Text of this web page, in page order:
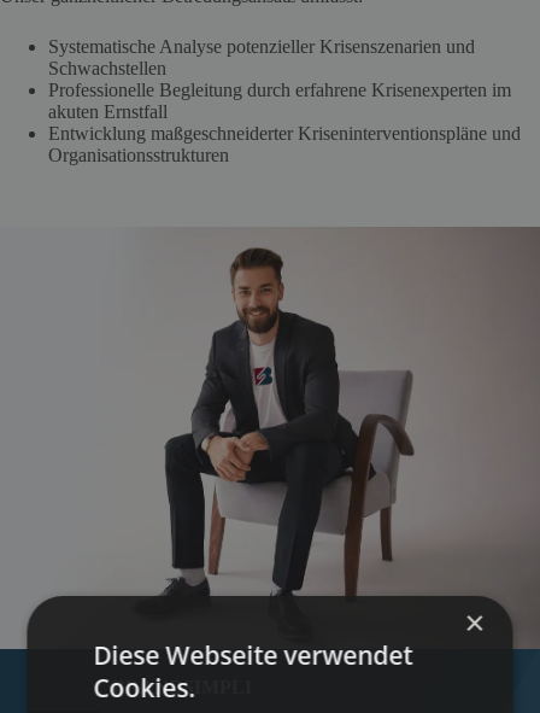
Systematische Analyse potenzieller Krisenszenarien und
Schwachstellen
Professionelle Begleitung durch erfahrene Krisenexperten im
akuten Ernstfall
Entwicklung maßgeschneiderter Kriseninterventionspläne und
Organisationsstrukturen
BRANDSIMPLI
×
Diese Webseite verwendet
Cookies.